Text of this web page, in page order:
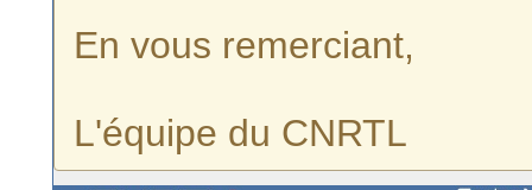
En vous remerciant,
L'équipe du CNRTL